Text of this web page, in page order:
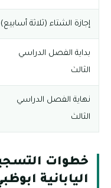
إجازة الشتاء (ثلاثة أسابيع)
بداية الفصل الدراسي
الثالث
نهاية الفصل الدراسي
الثالث
خطوات
اليابانية